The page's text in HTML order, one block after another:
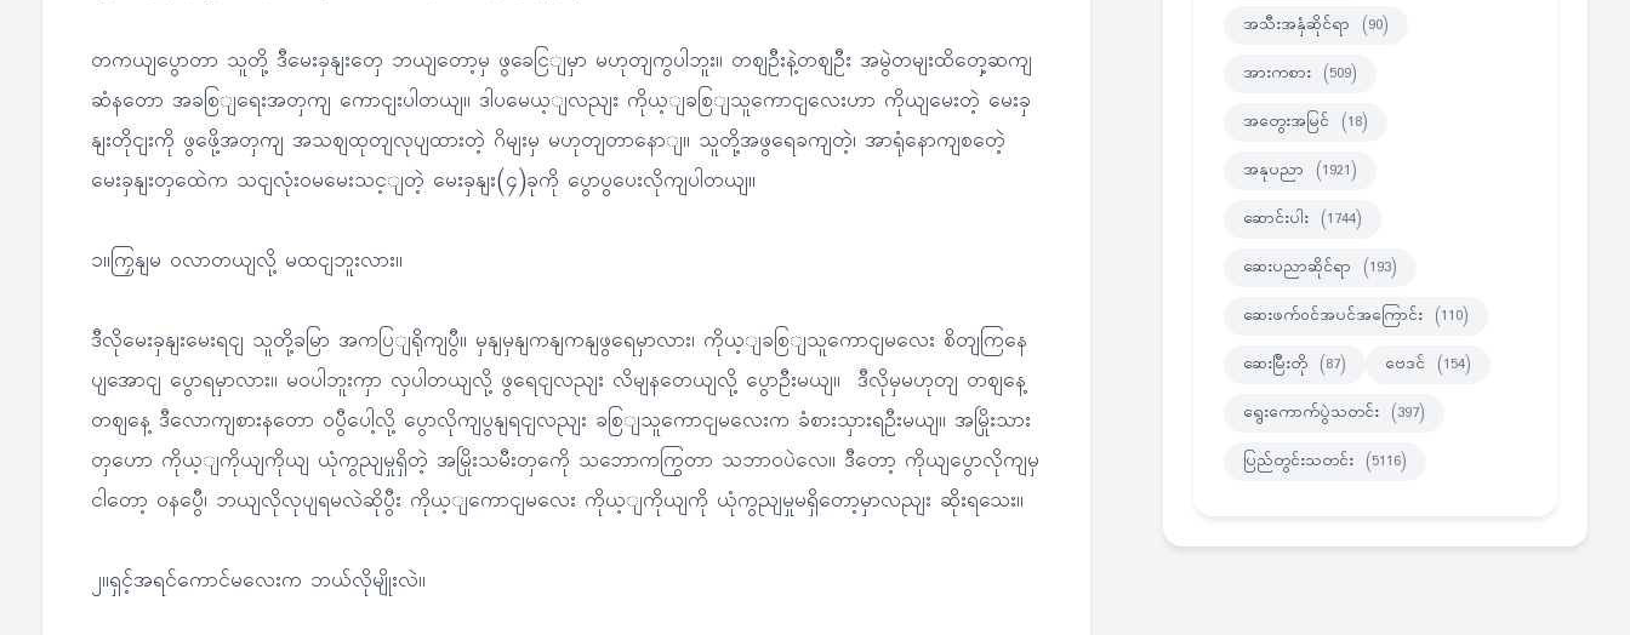
တကယျပွောတာ သူတို့ ဒီမေးခှနျးတှေ ဘယျတော့မှ ဖွခေငြျမှာ မဟုတျကွပါဘူး။ တဈဦးနဲ့တဈဦး အမွဲတမျးထိတှေ့ဆကျ
ဆံနတော အခစြျရေးအတှကျ ကောငျးပါတယျ။ ဒါပမေယ့ျလညျး ကိုယ့ျခစြျသူကောငျလေးဟာ ကိုယျမေးတဲ့ မေးခှ
နျးတိုငျးကို ဖွဖေို့အတှကျ အသဈထုတျလုပျထားတဲ့ ဂိမျးမှ မဟုတျတာနောျ။ သူတို့အဖွရေခကျတဲ့၊ အာရုံနောကျစတေဲ့
မေးခှနျးတှထေဲက သငျလုံးဝမမေးသင့ျတဲ့ မေးခှနျး(၄)ခုကို ပွောပွပေးလိုကျပါတယျ။
၁။ကြှနျမ ဝလာတယျလို့ မထငျဘူးလား။
ဒီလိုမေးခှနျးမေးရငျ သူတို့ခမြာ အကပြျရိုကျပွီ။ မှနျမှနျကနျကနျဖွရေမှာလား၊ ကိုယ့ျခစြျသူကောငျမလေး စိတျကြနေ
ပျအောငျ ပွောရမှာလား။ မဝပါဘူးကှာ လှပါတယျလို့ ဖွရေငျလညျး လိမျနတေယျလို့ ပွောဦးမယျ။ ဒီလိုမှမဟုတျ တဈနေ့
တဈနေ့ ဒီလောကျစားနတော ဝပွီပေါ့လို့ ပွောလိုကျပွနျရငျလညျး ခစြျသူကောငျမလေးက ခံစားသှားရဦးမယျ။ အမြိုးသား
တှဟော ကိုယ့ျကိုယျကိုယျ ယုံကွညျမှုရှိတဲ့ အမြိုးသမီးတှကေို သဘောကကြွတာ သဘာဝပဲလေ။ ဒီတော့ ကိုယျပွောလိုကျမှ
ငါတော့ ဝနပွေီ၊ ဘယျလိုလုပျရမလဲဆိုပွီး ကိုယ့ျကောငျမလေး ကိုယ့ျကိုယျကို ယုံကွညျမှုမရှိတော့မှာလညျး ဆိုးရသေး။
၂။ရှင့်အရင်ကောင်မလေးက ဘယ်လိုမျိုးလဲ။
အသီးအနှံဆိုင်ရာ (90)
အားကစား (509)
အတွေးအမြင် (18)
အနုပညာ (1921)
ဆောင်းပါး (1744)
ဆေးပညာဆိုင်ရာ (193)
ဆေးဖက်ဝင်အပင်အကြောင်း (110)
ဆေးမြီးတို (87) ဗေဒင် (154)
ရွေးကောက်ပွဲသတင်း (397)
ပြည်တွင်းသတင်း (5116)